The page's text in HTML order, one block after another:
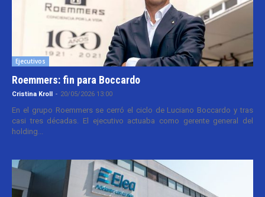
Ejecutivos
Roemmers: fin para Boccardo
Cristina Kroll - 20/05/2026 13:00
En el grupo Roemmers se cerró el ciclo de Luciano Boccardo y tras
casi tres décadas. El ejecutivo actuaba como gerente general del
holding...